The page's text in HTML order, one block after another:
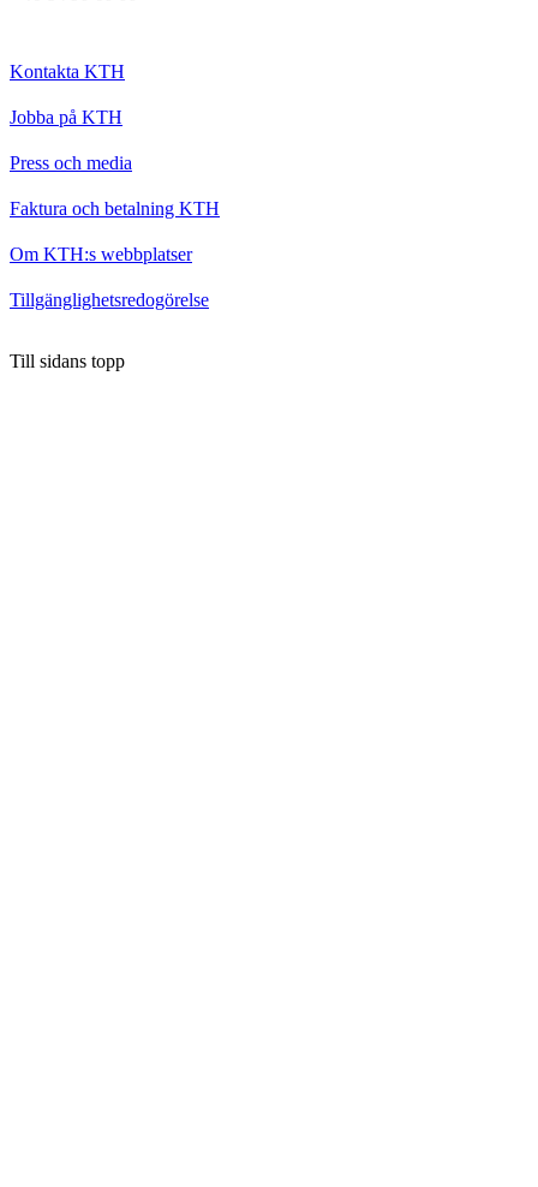
Kontakta KTH
Jobba på KTH
Press och media
Faktura och betalning KTH
Om KTH:s webbplatser
Tillgänglighetsredogörelse
Till sidans topp